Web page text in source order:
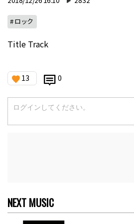
# ロック
Title Track
13 0
NEXT MUSIC